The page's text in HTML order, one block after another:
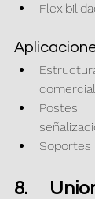
Soportes
8.